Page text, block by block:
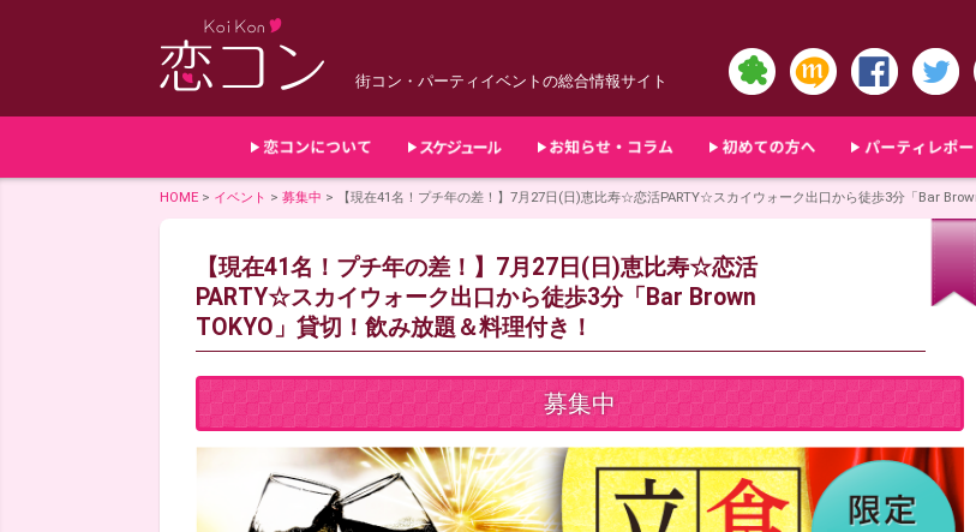
街コン・パーティイベントの総合情報サイト
HOME > イベント > 募集中 > 【現在41名！プチ年の差！】7月27日(日)恵比寿☆恋活PARTY☆スカイウォーク出口から徒歩3分「Bar
【現在41名！プチ年の差！】7月27日(日)恵比寿☆恋活
PARTY☆スカイウォーク出口から徒歩3分「Bar Brown
TOKYO」貸切！飲み放題＆料理付き！
募集中